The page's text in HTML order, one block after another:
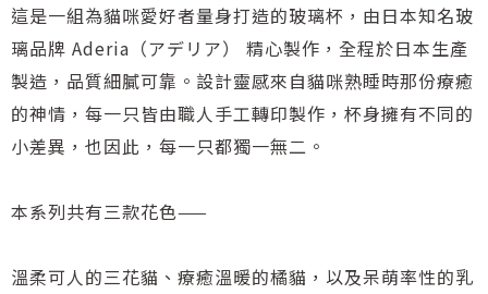
這是一組為貓咪愛好者量身打造的玻璃杯，由日本知名玻
璃品牌 Aderia（アデリア） 精心製作，全程於日本生產
製造，品質細膩可靠。設計靈感來自貓咪熟睡時那份療癒
的神情，每一只皆由職人手工轉印製作，杯身擁有不同的
小差異，也因此，每一只都獨一無二。
本系列共有三款花色——
溫柔可人的三花貓、療癒溫暖的橘貓，以及呆萌率性的乳